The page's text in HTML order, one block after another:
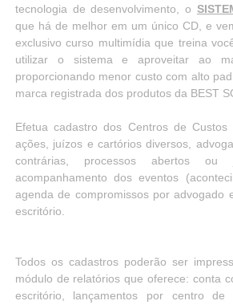
tecnologia de desenvolvimento, o
que há de melhor em um único CD, e
exclusivo curso multimídia que treina
utilizar o sistema e aproveitar ao
proporcionando menor custo com alto
marca registrada dos produtos da BEST
Efetua cadastro dos Centros de Custos
ações, juízos e cartórios diversos,
contrárias, processos abertos ou
acompanhamento dos eventos
agenda de compromissos por advogado
escritório.
Todos os cadastros poderão ser
módulo de relatórios que oferece: conta
escritório, lançamentos por centro de